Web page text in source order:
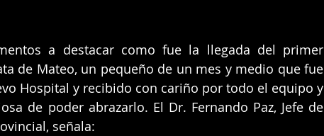
a destacar como fue la llegada del primer
de Mateo, un pequeño de un mes y medio que fue
Hospital y recibido con cariño por todo el equipo y
de poder abrazarlo. El Dr. Fernando Paz, Jefe de
señala: